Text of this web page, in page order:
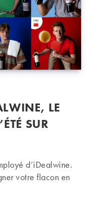
LE
SUR
d’iDealwine.
votre flacon en
le jeu concours de l’été